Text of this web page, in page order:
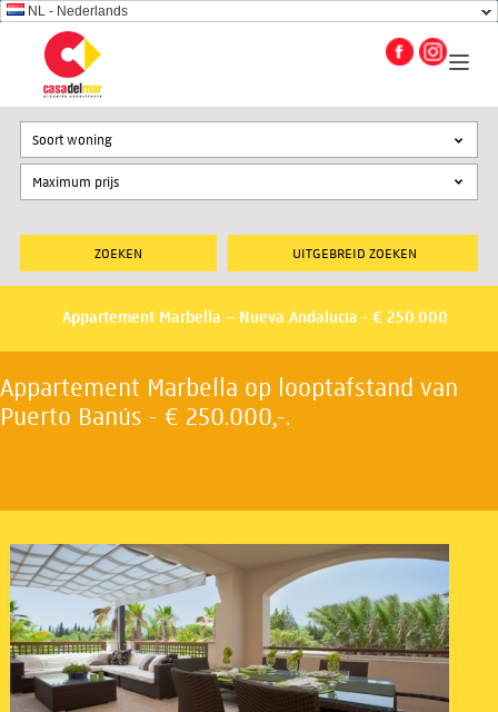
NL - Nederlands
UITGEBREID ZOEKEN
Soort woning
Appartement Marbella – Nueva Andalucia - € 250.000
Appartement Marbella op looptafstand van
Puerto Banús - € 250.000,-.